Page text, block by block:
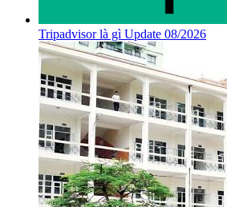
Tripadvisor là gì Update 08/2026